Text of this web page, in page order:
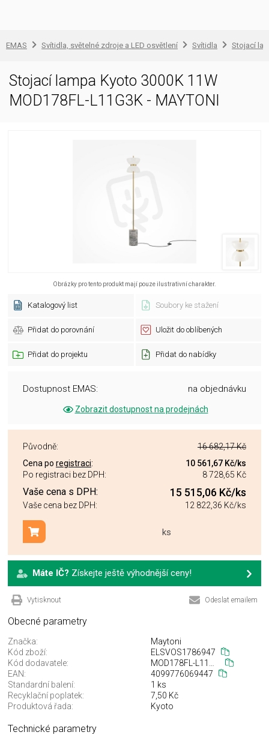
EMAS Svítidla, světelné zdroje a LED osvětlení Svítidla Stojací
Stojací lampa Kyoto 3000K 11W
MOD178FL-L11G3K - MAYTONI
Obrázky pro tento produkt mají pouze ilustrativní charakter.
Katalogový list Soubory ke stažení
Přidat do porovnání Uložit do oblíbených
Přidat do projektu Přidat do nabídky
Dostupnost EMAS: na objednávku
Zobrazit dostupnost na prodejnách
Původně:
16 682,17 Kč
Cena po registraci: 10 561,67 Kč/ks
Po registraci bez DPH:
8 728,65 Kč
Vaše cena s DPH: 15 515,06 Kč/ks
Vaše cena bez DPH: 12 822,36 Kč/ks
ks
Přidat do košíku
Máte IČ? Získejte ještě výhodnější ceny!
Vytisknout Odeslat emailem
Obecné parametry
Značka:
Maytoni
Kód zboží:
ELSVOS1786947
Kód dodavatele:
MOD178FL-L11G3K
EAN:
4099776069447
Standardní balení:
1 ks
Recyklační poplatek:
7,50 Kč
Produktová řada:
Kyoto
Technické parametry